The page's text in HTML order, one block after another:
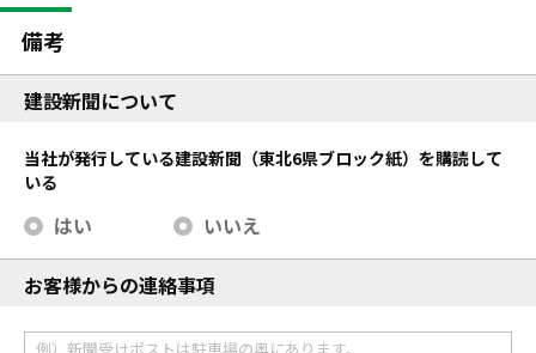
備考
建設新聞について
当社が発行している建設新聞（東北6県ブロック紙）を購読して
いる
はい いいえ
お客様からの連絡事項